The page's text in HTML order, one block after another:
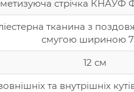
стрічка КНАУФ
тканина з
смугою шириною
12 см
та внутрішніх